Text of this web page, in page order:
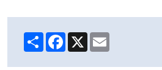
ShareFacebook
X